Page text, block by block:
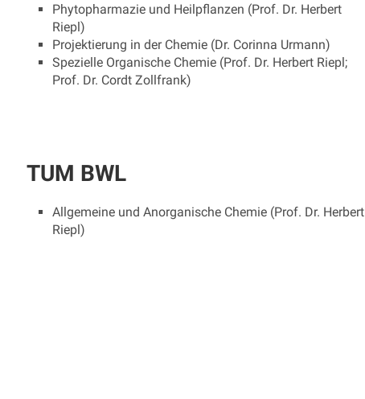
Phytopharmazie und Heilpflanzen (Prof. Dr. Herbert
Riepl)
Projektierung in der Chemie (Dr. Corinna Urmann)
Spezielle Organische Chemie (Prof. Dr. Herbert Riepl;
Prof. Dr. Cordt Zollfrank)
TUM BWL
Allgemeine und Anorganische Chemie (Prof. Dr. Herbert
Riepl)